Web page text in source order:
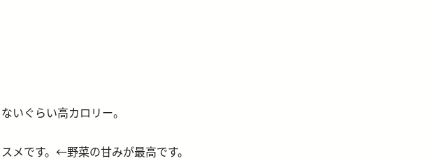
いぐらい高カロリー。
メです。←野菜の甘みが最高です。